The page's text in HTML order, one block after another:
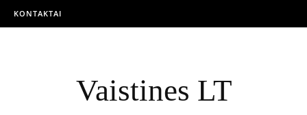
KONTAKTAI
Vaistines LT